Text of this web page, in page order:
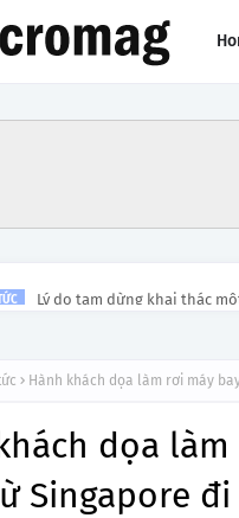
Lý do tạm dừng khai thác
Hành khách dọa làm rơi máy
dọa
Singapore đi